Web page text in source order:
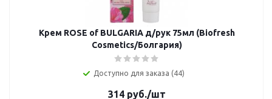
Крем ROSE of BULGARIA д/рук 75мл (Biofresh
Cosmetics/Болгария)
Доступно для заказа (44)
314руб./шт